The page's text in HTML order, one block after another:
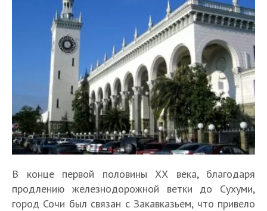
В конце первой половины ХХ века, благодаря
продлению железнодорожной ветки до Сухуми,
город Сочи был связан с Закавказьем, что привело